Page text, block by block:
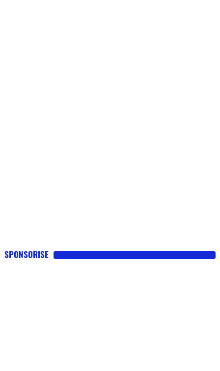
SPONSORISE